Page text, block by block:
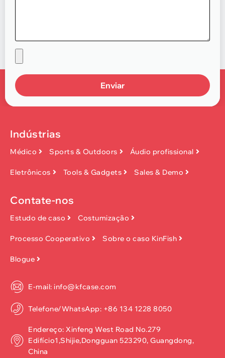
Enviar
Indústrias
Médico Sports & Outdoors Áudio profissional
Eletrônicos Tools & Gadgets Sales & Demo
Contate-nos
Estudo de caso Costumização
Processo Cooperativo Sobre o caso KinFish
Blogue
E-mail: info@kfcase.com
Telefone/WhatsApp: +86 134 1228 8050
Endereço: Xinfeng West Road No.279
Edifício1,Shijie,Dongguan 523290, Guangdong,
China